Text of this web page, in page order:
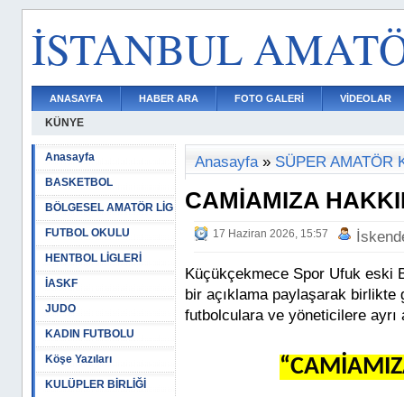
İSTANBUL
ANASAYFA HABER ARA FOTO GALERİ VİDEOLAR
KÜNYE
Anasayfa
BASKETBOL
BÖLGESEL AMATÖR LİG
FUTBOL OKULU
HENTBOL LİGLERİ
İASKF
JUDO
KADIN FUTBOLU
Köşe Yazıları
KULÜPLER BİRLİĞİ
Anasayfa» SÜPER AMATÖR
CAMİAMIZA
17 Haziran 2026, 15:57
Küçükçekmece Spor Ufuk eski
bir açıklama paylaşarak birlikte
futbolculara ve yöneticilere